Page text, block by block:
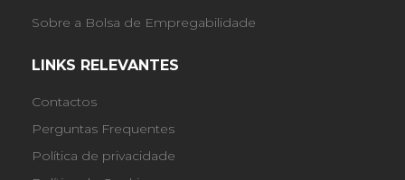
Sobre a Bolsa de Empregabilidade
LINKS RELEVANTES
Contactos
Perguntas Frequentes
Política de privacidade